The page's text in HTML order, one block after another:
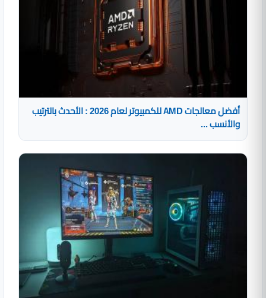
أفضل معالجات AMD للكمبيوتر لعام 2026 : الأحدث بالترتيب
والأنسب ...